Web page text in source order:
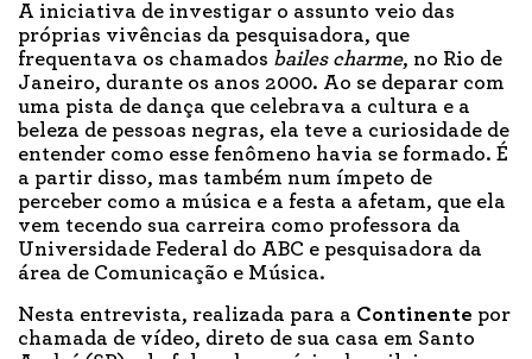
A iniciativa de investigar o assunto veio das
próprias vivências da pesquisadora, que
frequentava os chamados bailes charme, no Rio de
Janeiro, durante os anos 2000. Ao se deparar com
uma pista de dança que celebrava a cultura e a
beleza de pessoas negras, ela teve a curiosidade de
entender como esse fenômeno havia se formado. É
a partir disso, mas também num ímpeto de
perceber como a música e a festa a afetam, que ela
vem tecendo sua carreira como professora da
Universidade Federal do ABC e pesquisadora da
área de Comunicação e Música.
Nesta entrevista, realizada para a Continente por
chamada de vídeo, direto de sua casa em Santo